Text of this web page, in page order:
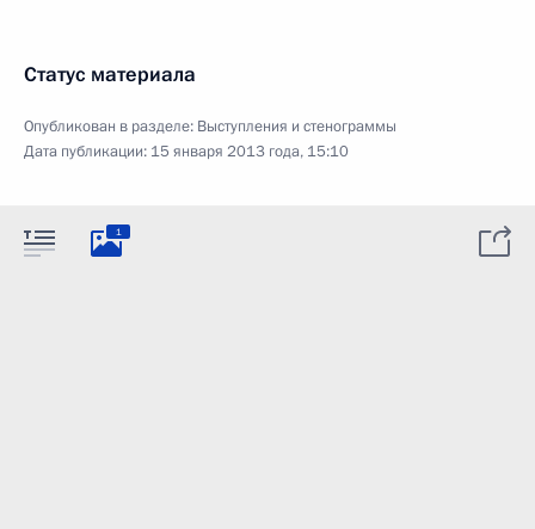
Статус материала
Опубликован в разделе: Выступления и стенограммы
Дата публикации: 15 января 2013 года, 15:10
1